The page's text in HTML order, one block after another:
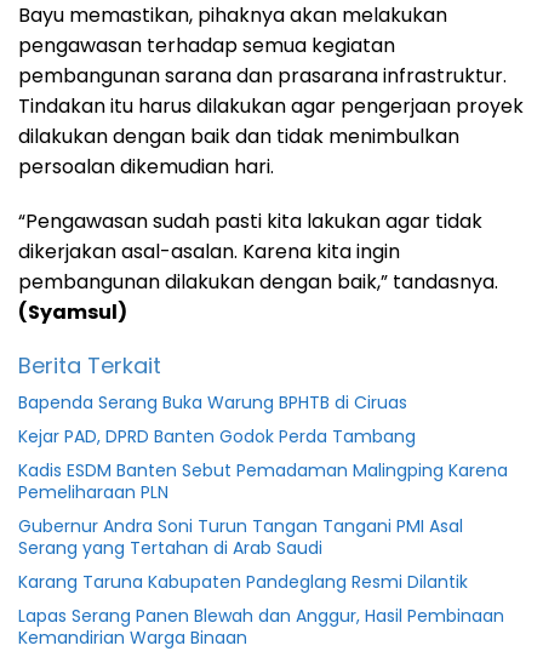
Bayu memastikan, pihaknya akan melakukan
pengawasan terhadap semua kegiatan
pembangunan sarana dan prasarana infrastruktur.
Tindakan itu harus dilakukan agar pengerjaan proyek
dilakukan dengan baik dan tidak menimbulkan
persoalan dikemudian hari.
“Pengawasan sudah pasti kita lakukan agar tidak
dikerjakan asal-asalan. Karena kita ingin
pembangunan dilakukan dengan baik,” tandasnya.
(Syamsul)
Berita Terkait
Bapenda Serang Buka Warung BPHTB di Ciruas
Kejar PAD, DPRD Banten Godok Perda Tambang
Kadis ESDM Banten Sebut Pemadaman Malingping Karena
Pemeliharaan PLN
Gubernur Andra Soni Turun Tangan Tangani PMI Asal
Serang yang Tertahan di Arab Saudi
Karang Taruna Kabupaten Pandeglang Resmi Dilantik
Lapas Serang Panen Blewah dan Anggur, Hasil Pembinaan
Kemandirian Warga Binaan